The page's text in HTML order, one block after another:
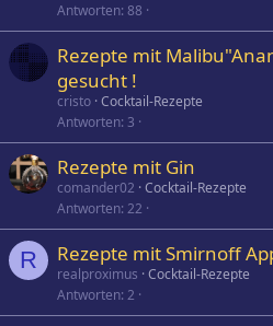
Antworten 88
Rezepte mit
gesucht !
cristo Cocktail-Rezepte
Antworten 3
Rezepte mit Gin
comander02 Cocktail-Rezepte
Antworten 22
R Rezepte mit Smirnoff
realproximus Cocktail-Rezepte
Antworten 2